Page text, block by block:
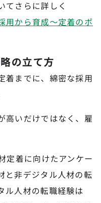
さらに詳しく
用から育成～定着のポ
の立て方
着までに、綿密な採用
高いだけではなく、雇
定着に向けたアンケー
と非デジタル人材の転
ル人材の転職経験は